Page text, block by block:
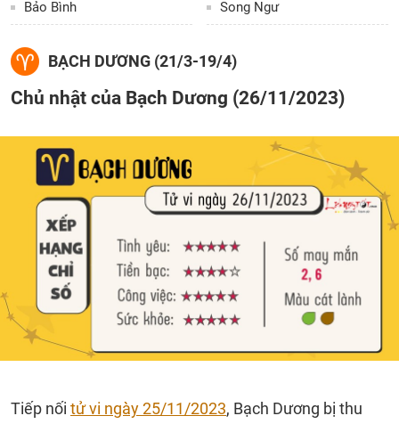
Bảo Bình Song Ngư
BẠCH DƯƠNG (21/3-19/4)
Chủ nhật của Bạch Dương (26/11/2023)
Tiếp nối tử vi ngày 25/11/2023, Bạch Dương bị thu